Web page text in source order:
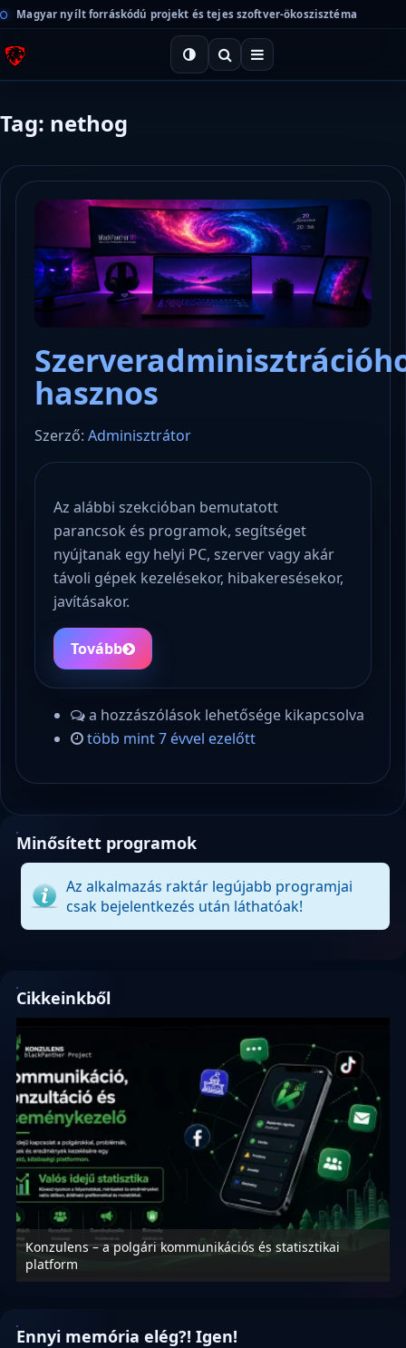
Magyar nyílt forráskódú projekt és tejes szoftver-ökoszisztéma
Tag: nethog
hasznos
Szerző: Adminisztrátor
Az alábbi szekcióban bemutatott
parancsok és programok, segítséget
nyújtanak egy helyi PC, szerver vagy akár
távoli gépek kezelésekor, hibakeresésekor,
javításakor.
Tovább
a hozzászólások lehetősége kikapcsolva
több mint 7 évvel ezelőtt
Minősített programok
Az alkalmazás raktár legújabb programjai
csak bejelentkezés után láthatóak!
Cikkeinkből
Konzulens – a polgári kommunikációs és statisztikai
platform
Ennyi memória elég?! Igen!